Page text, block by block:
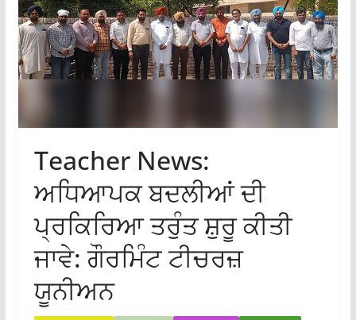
Teacher News:
ਅਧਿਆਪਕ ਬਦਲੀਆਂ ਦੀ
ਪ੍ਰਕਿਰਿਆ ਤਰੁੰਤ ਸ਼ੁਰੂ ਕੀਤੀ
ਜਾਵੇ: ਗੌਰਮਿੰਟ ਟੀਚਰਜ਼
ਯੂਨੀਅਨ